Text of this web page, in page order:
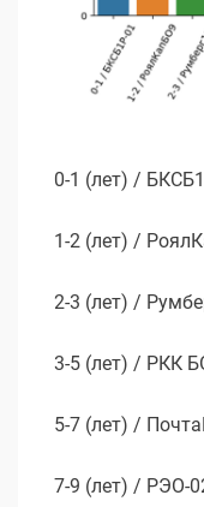
0-1 (лет) /
1-2 (лет) /
2-3 (лет) /
3-5 (лет) / РКК
5-7 (лет) /
7-9 (лет) / РЭО-